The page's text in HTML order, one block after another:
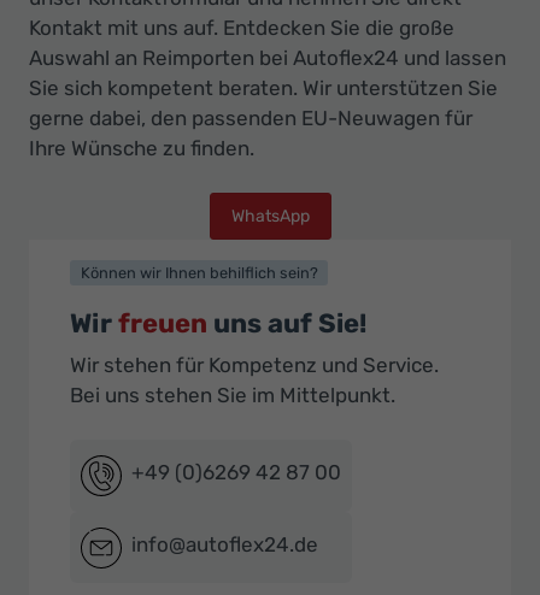
Kontakt mit uns auf. Entdecken Sie die große
Auswahl an Reimporten bei Autoflex24 und lassen
Sie sich kompetent beraten. Wir unterstützen Sie
gerne dabei, den passenden EU-Neuwagen für
Ihre Wünsche zu finden.
WhatsApp
Können wir Ihnen behilflich sein?
Wirfreuen uns auf Sie!
Wir stehen für Kompetenz und Service.
Bei uns stehen Sie im Mittelpunkt.
+49 (0)6269 42 87 00
info@autoflex24.de